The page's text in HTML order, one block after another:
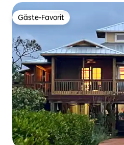
Gäste-Favorit
Gäste-Favorit